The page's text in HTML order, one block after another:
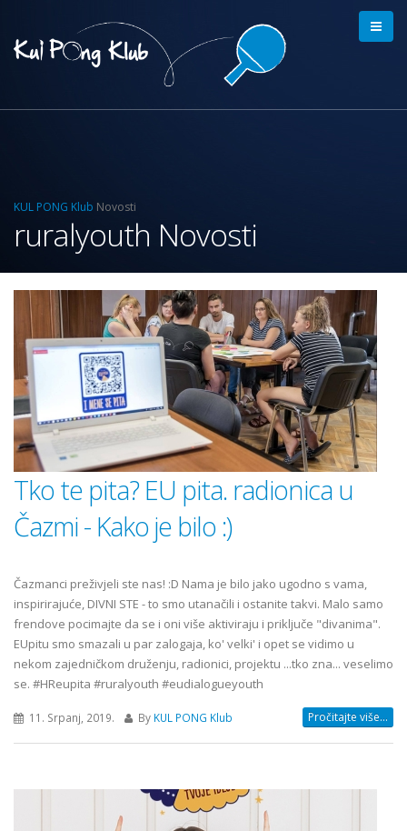
KUL PONG Klub Novosti
ruralyouth Novosti
Tko te pita? EU pita. radionica u
Čazmi - Kako je bilo :)
Čazmanci preživjeli ste nas! :D Nama je bilo jako ugodno s vama,
inspirirajuće, DIVNI STE - to smo utanačili i ostanite takvi. Malo samo
frendove pocimajte da se i oni više aktiviraju i priključe "divanima".
EUpitu smo smazali u par zalogaja, ko' velki' i opet se vidimo u
nekom zajedničkom druženju, radionici, projektu ...tko zna... veselimo
se. #HReupita #ruralyouth #eudialogueyouth
11. Srpanj, 2019. By KUL PONG Klub Pročitajte više...